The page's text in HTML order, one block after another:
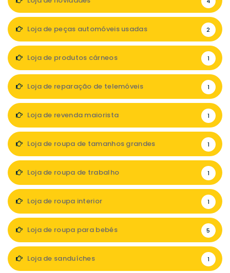
Loja de peças automóveis usadas 2
Loja de produtos cárneos 1
Loja de reparação de telemóveis 1
Loja de revenda maiorista 1
Loja de roupa de tamanhos grandes 1
Loja de roupa de trabalho 1
Loja de roupa interior 1
Loja de roupa para bebés 5
Loja de sanduíches 1